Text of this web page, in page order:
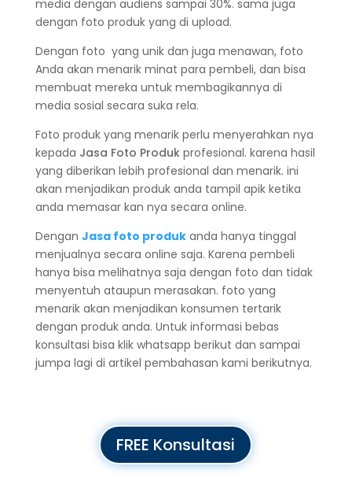
media dengan audiens sampai 30%. sama juga
dengan foto produk yang di upload.
Dengan foto yang unik dan juga menawan, foto
Anda akan menarik minat para pembeli, dan bisa
membuat mereka untuk membagikannya di
media sosial secara suka rela.
Foto produk yang menarik perlu menyerahkan nya
kepada Jasa Foto Produkprofesional. karena hasil
yang diberikan lebih profesional dan menarik. ini
akan menjadikan produk anda tampil apik ketika
anda memasar kan nya secara online.
Dengan Jasa foto produkanda hanya tinggal
menjualnya secara online saja. Karena pembeli
hanya bisa melihatnya saja dengan foto dan tidak
menyentuh ataupun merasakan. foto yang
menarik akan menjadikan konsumen tertarik
dengan produk anda. Untuk informasi bebas
konsultasi bisa klik whatsapp berikut dan sampai
jumpa lagi di artikel pembahasan kami berikutnya.
FREE Konsultasi